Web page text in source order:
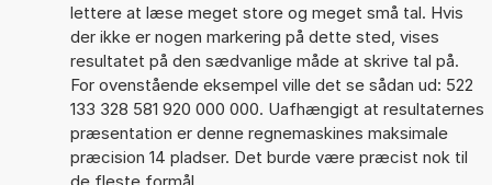
lettere at læse meget store og meget små tal. Hvis
der ikke er nogen markering på dette sted, vises
resultatet på den sædvanlige måde at skrive tal på.
For ovenstående eksempel ville det se sådan ud: 522
133 328 581 920 000 000. Uafhængigt at resultaternes
præsentation er denne regnemaskines maksimale
præcision 14 pladser. Det burde være præcist nok til
de fleste formål.